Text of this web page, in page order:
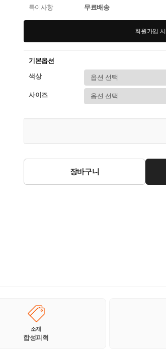
특이사항
무료배송
회원가입 시
기본옵션
색상
사이즈
장바구니
소재
합성피혁